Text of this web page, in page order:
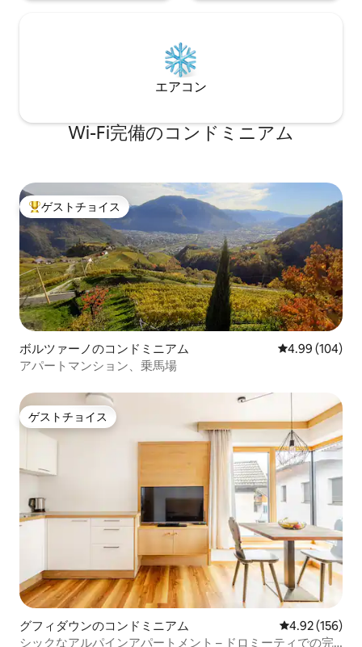
エアコン
Wi-Fi完備のコンドミニアム
大好評のゲストチョイスです。
ゲストチョイス
ボルツァーノのコンドミニアム レビュー104
4.99 (104)
アパートマンション、乗馬場
ゲストチョイス
ゲストチョイス
グフィダウンのコンドミニアム レビュー156
4.92 (156)
シックなアルパインアパートメント – ドロミーティでの完